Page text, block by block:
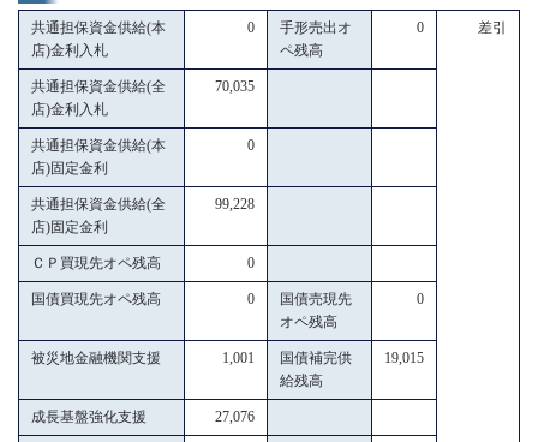
共通担保資金供給(本
店)金利入札
0
手形売出オ
ペ残高
0 差引
共通担保資金供給(全
店)金利入札
70,035
共通担保資金供給(本
店)固定金利
0
共通担保資金供給(全
店)固定金利
99,228
ＣＰ買現先オペ残高 0
国債買現先オペ残高 0
国債売現先
オペ残高
0
被災地金融機関支援 1,001
国債補完供
給残高
19,015
成長基盤強化支援 27,076